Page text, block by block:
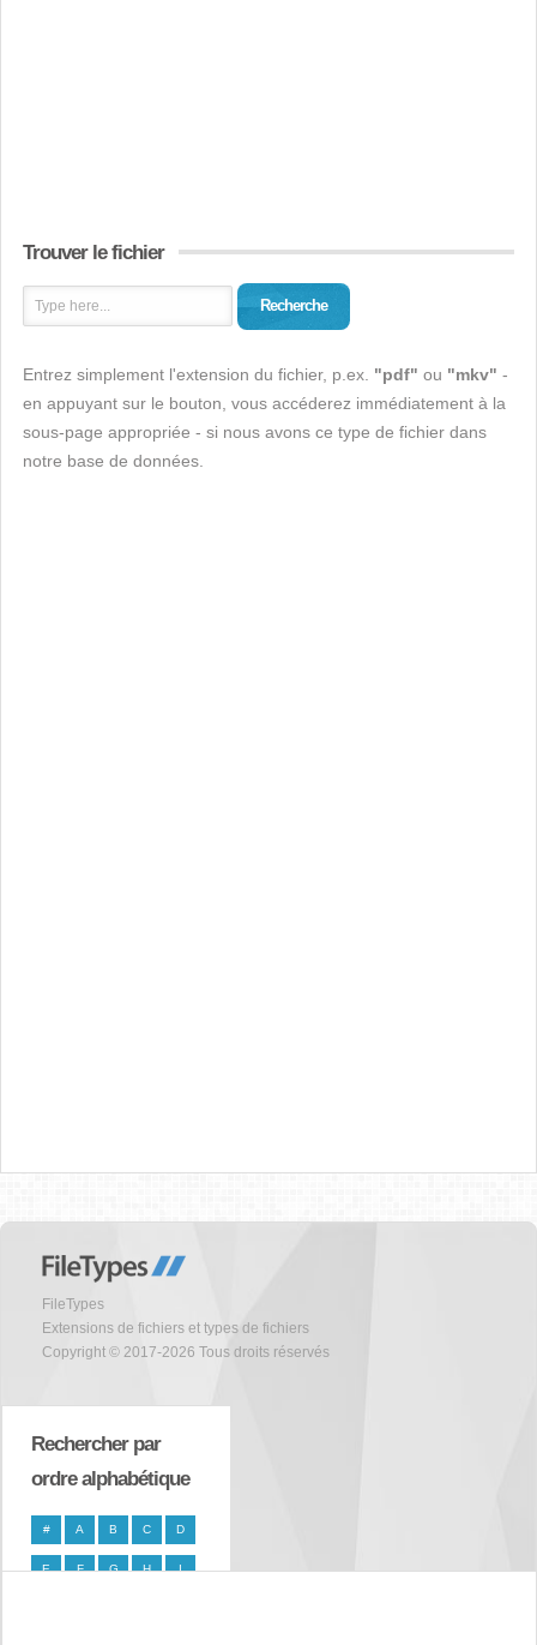
Trouver le fichier
Recherche
Entrez simplement l'extension du fichier, p.ex. "pdf" ou "mkv" -
en appuyant sur le bouton, vous accéderez immédiatement à la
sous-page appropriée - si nous avons ce type de fichier dans
notre base de données.
FileTypes
Extensions de fichiers et types de fichiers
Copyright © 2017-2026 Tous droits réservés
Rechercher par
ordre alphabétique
# A B C D
E F G H I